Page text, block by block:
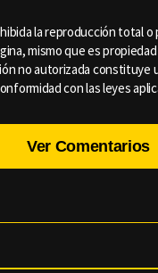
la reproducción total o
mismo que es
no autorizada constituye
con las leyes
Ver Comentarios